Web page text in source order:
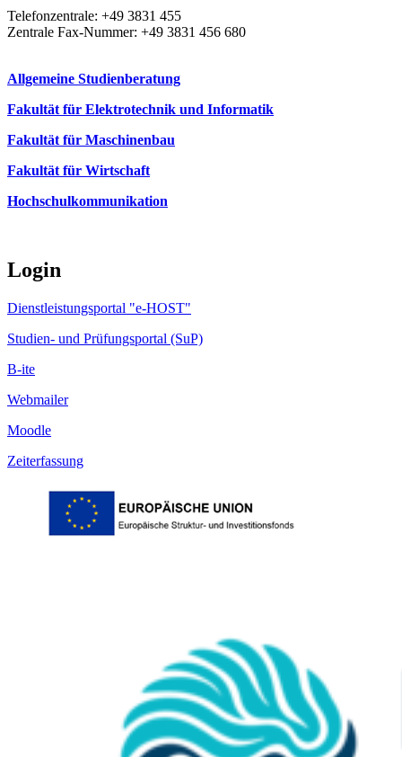
Telefonzentrale: +49 3831 455
Zentrale Fax-Nummer: +49 3831 456 680
Allgemeine Studienberatung
Fakultät für Elektrotechnik und Informatik
Fakultät für Maschinenbau
Fakultät für Wirtschaft
Hochschulkommunikation
Login
Dienstleistungsportal "e-HOST"
Studien- und Prüfungsportal (SuP)
B-ite
Webmailer
Moodle
Zeiterfassung